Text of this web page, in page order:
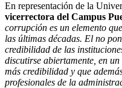
En representación de la
vicerrectora del Campus
corrupción es un elemento
las últimas décadas. El no
credibilidad de las
discutirse abiertamente, en
más credibilidad y que
profesionales de la